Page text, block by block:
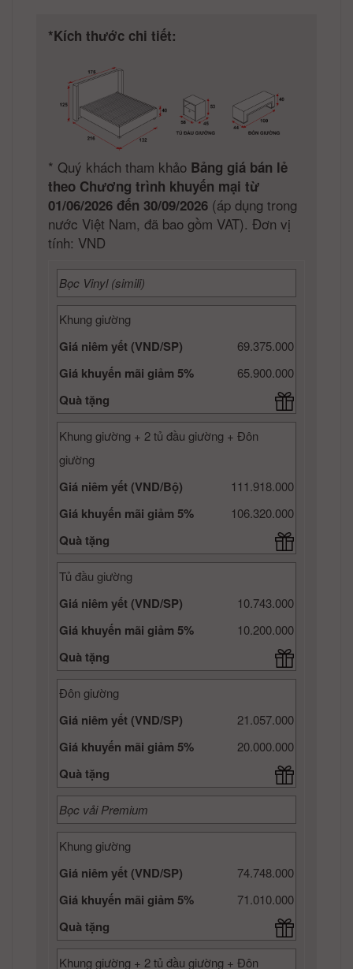
*Kích thước chi tiết:
* Quý khách tham khảo Bảng giá bán lẻ
theo Chương trình khuyến mại từ
01/06/2026 đến 30/09/2026 (áp dụng trong
nước Việt Nam, đã bao gồm VAT). Đơn vị
tính: VND
Bọc Vinyl (simili)
Khung giường
69.375.000
Giá niêm yết (VND/SP)
65.900.000
Giá khuyến mãi giảm 5%
Quà tặng
Khung giường + 2 tủ đầu giường + Đôn
giường
111.918.000
Giá niêm yết (VND/Bộ)
106.320.000
Giá khuyến mãi giảm 5%
Quà tặng
Tủ đầu giường
10.743.000
Giá niêm yết (VND/SP)
10.200.000
Giá khuyến mãi giảm 5%
Quà tặng
Đôn giường
21.057.000
Giá niêm yết (VND/SP)
20.000.000
Giá khuyến mãi giảm 5%
Quà tặng
Bọc vải Premium
Khung giường
74.748.000
Giá niêm yết (VND/SP)
71.010.000
Giá khuyến mãi giảm 5%
Quà tặng
Khung giường + 2 tủ đầu giường + Đôn